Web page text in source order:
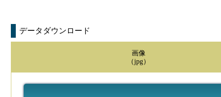
データダウンロード
画像
（jpg）